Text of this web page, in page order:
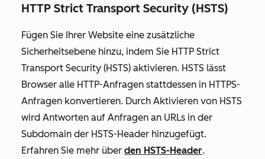
HTTP Strict Transport Security (HSTS)
Fügen Sie Ihrer Website eine zusätzliche
Sicherheitsebene hinzu, indem Sie HTTP Strict
Transport Security (HSTS) aktivieren. HSTS lässt
Browser alle HTTP-Anfragen stattdessen in HTTPS-
Anfragen konvertieren. Durch Aktivieren von HSTS
wird Antworten auf Anfragen an URLs in der
Subdomain der HSTS-Header hinzugefügt.
Erfahren Sie mehr über den HSTS-Header.